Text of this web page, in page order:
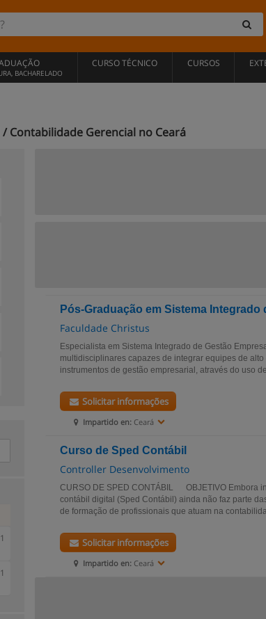
BACHARELADO
CURSO TÉCNICO CURSOS
Contabilidade Gerencial no Ceará
Pós-Graduação em Sistema Integrado
Faculdade Christus
Especialista em Sistema Integrado de Gestão
multidisciplinares capazes de integrar equipes de
instrumentos de gestão empresarial, através do uso
Impartido en: Ceará
Solicitar informações
Curso de Sped Contábil
Controller Desenvolvimento
CURSO DE SPED CONTÁBIL OBJETIVO Embora
contábil digital (Sped Contábil) ainda não faz parte
de formação de profissionais que atuam na
Impartido en: Ceará
Solicitar informações
1
1